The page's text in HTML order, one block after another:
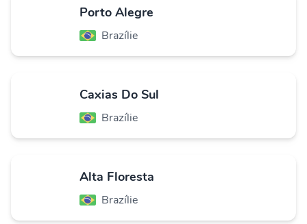
Porto Alegre
Brazílie
Caxias Do Sul
Brazílie
Alta Floresta
Brazílie